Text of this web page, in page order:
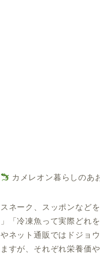
カメレオン暮らしのあ
ネーク、スッポンなど
「冷凍魚って実際どれ
ネット通販ではドジョ
すが、それぞれ栄養価